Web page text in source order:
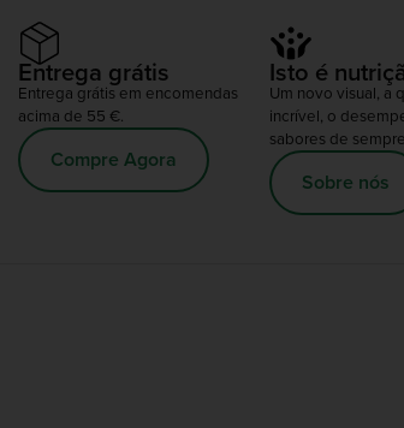
Entrega grátis
Entrega grátis em encomendas
acima de 55 €.
Compre Agora
Isto é
Um novo visual, a
incrível, o
sabores de sempre
Sobre nós